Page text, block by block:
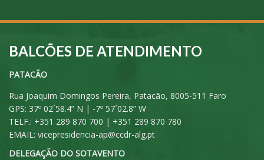
BALCÕES DE ATENDIMENTO
PATACÃO
Rua Joaquim Domingos Pereira, Patacão, 8005-511 Faro
GPS: 37º 02´58.4” N | -7º 57´02.8” W
TELF.: +351 289 870 700 | +351 289 870 780
EMAIL: vicepresidencia-ap@ccdr-alg.pt
DELEGAÇÃO DO SOTAVENTO